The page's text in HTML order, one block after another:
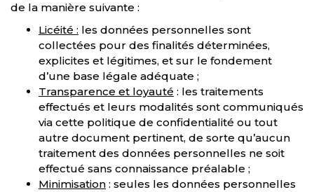
de la manière suivante :
Licéité : les données personnelles sont
collectées pour des finalités déterminées,
explicites et légitimes, et sur le fondement
d’une base légale adéquate ;
Transparence et loyauté : les traitements
effectués et leurs modalités sont communiqués
via cette politique de confidentialité ou tout
autre document pertinent, de sorte qu’aucun
traitement des données personnelles ne soit
effectué sans connaissance préalable ;
Minimisation : seules les données personnelles